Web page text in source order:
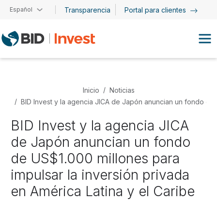
Pasar al contenido principal
Español Transparencia Portal para clientes
Inicio
Noticias
BID Invest y la agencia JICA de Japón anuncian un fondo
BID Invest y la agencia JICA
de Japón anuncian un fondo
de US$1.000 millones para
impulsar la inversión privada
en América Latina y el Caribe